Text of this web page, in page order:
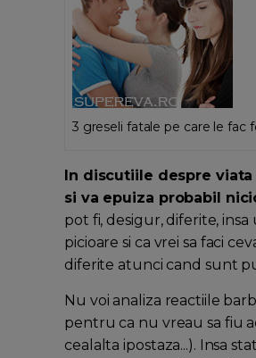
3 greseli fatale pe care le fac
In discutiile despre
si va epuiza probabil
pot fi, desigur, diferite,
picioare si ca vrei sa faci
diferite atunci cand sunt
Nu voi analiza reactiile
pentru ca nu vreau sa fiu
cealalta ipostaza...). Insa